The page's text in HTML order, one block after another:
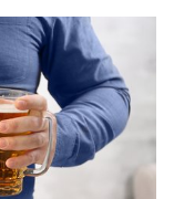
kažejo, da
poveča
tipa 2,
tudi pri